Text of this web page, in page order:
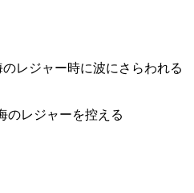
レジャー時に波にさらわれる
のレジャーを控える